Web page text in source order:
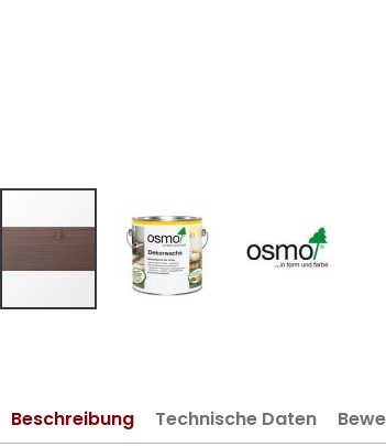
Bildergalerie
springen
Beschreibung Technische Daten